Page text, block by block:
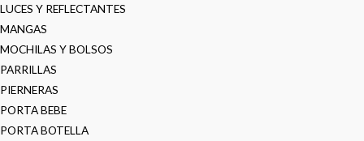
LUCES Y REFLECTANTES
MANGAS
MOCHILAS Y BOLSOS
PARRILLAS
PIERNERAS
PORTA BEBE
PORTA BOTELLA